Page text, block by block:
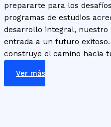
prepararte para los
programas de estudios
desarrollo integral,
entrada a un futuro exitoso.
construye el camino hacia
Ver más